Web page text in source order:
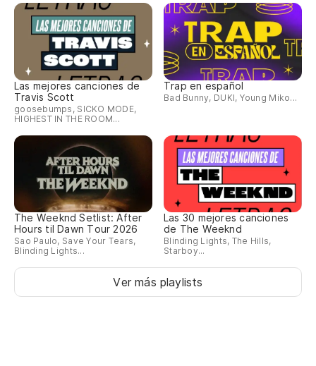
Las mejores canciones de
Travis Scott
goosebumps, SICKO MODE,
HIGHEST IN THE ROOM...
Trap en español
Bad Bunny, DUKI, Young Miko...
The Weeknd Setlist: After
Hours til Dawn Tour 2026
Sao Paulo, Save Your Tears,
Blinding Lights...
Las 30 mejores canciones
de The Weeknd
Blinding Lights, The Hills,
Starboy...
Ver más playlists